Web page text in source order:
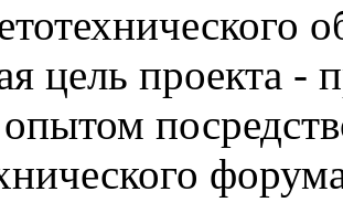
цель проекта -